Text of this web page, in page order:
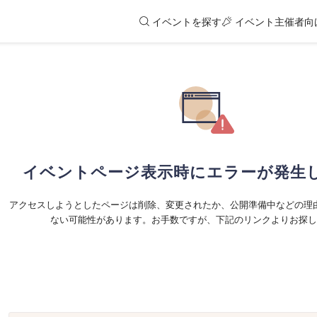
イベントを探す イベント主催者向
イベントページ表示時にエラーが発生
アクセスしようとしたページは削除、変更されたか、公開準備中などの理
ない可能性があります。お手数ですが、下記のリンクよりお探し